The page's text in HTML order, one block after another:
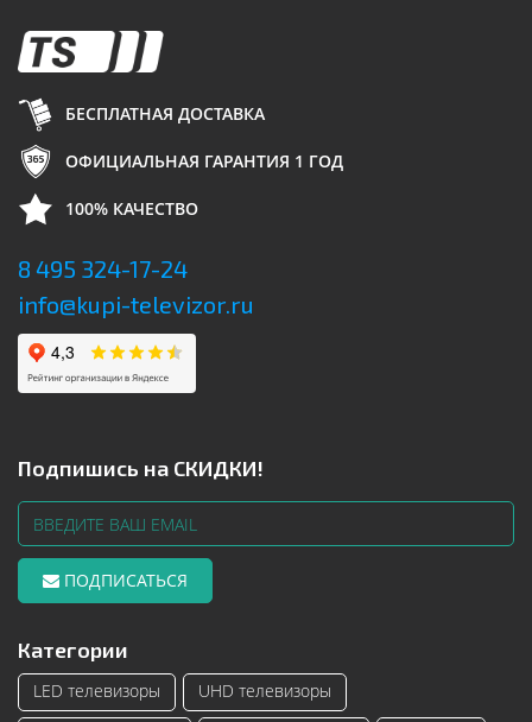
БЕСПЛАТНАЯ ДОСТАВКА
ОФИЦИАЛЬНАЯ ГАРАНТИЯ 1 ГОД
100% КАЧЕСТВО
8 495 324-17-24
info@kupi-televizor.ru
Подпишись на СКИДКИ!
ПОДПИСАТЬСЯ
Категории
LED телевизоры
UHD телевизоры